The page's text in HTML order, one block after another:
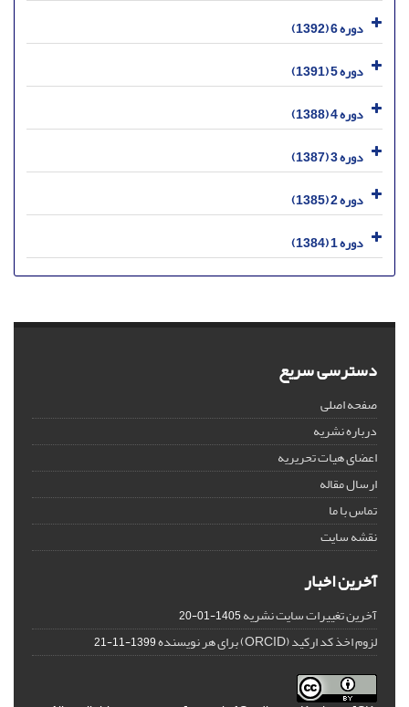
دوره 6 (1392)
دوره 5 (1391)
دوره 4 (1388)
دوره 3 (1387)
دوره 2 (1385)
دوره 1 (1384)
دسترسی سریع
صفحه اصلی
درباره نشریه
اعضای هیات تحریریه
ارسال مقاله
تماس با ما
نقشه سایت
آخرین اخبار
آخرین تغییرات سایت نشریه1405-01-20
لزوم اخذ کد ارکید (ORCID) برای هر نویسنده 1399-11-21